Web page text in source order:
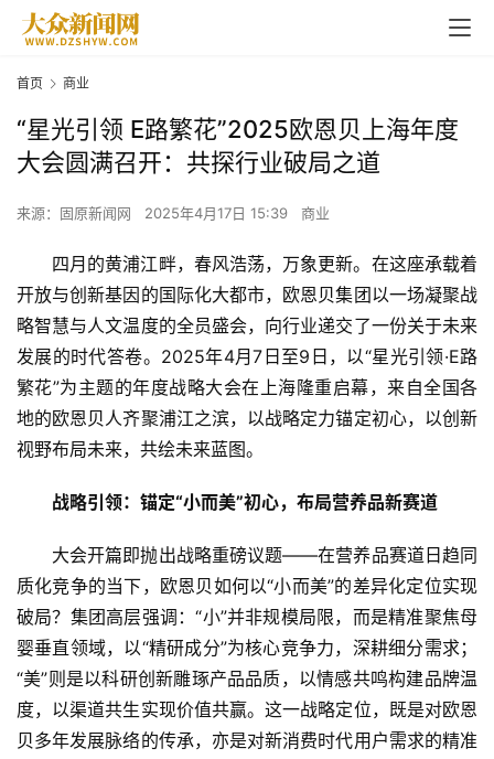
首页 商业
“星光引领 E路繁花”2025欧恩贝上海年度
大会圆满召开：共探行业破局之道
来源：固原新闻网 2025年4月17日 15:39 商业
四月的黄浦江畔，春风浩荡，万象更新。在这座承载着
开放与创新基因的国际化大都市，欧恩贝集团以一场凝聚战
略智慧与人文温度的全员盛会，向行业递交了一份关于未来
发展的时代答卷。2025年4月7日至9日，以“星光引领·E路
繁花”为主题的年度战略大会在上海隆重启幕，来自全国各
地的欧恩贝人齐聚浦江之滨，以战略定力锚定初心，以创新
视野布局未来，共绘未来蓝图。
战略引领：锚定“小而美”初心，布局营养品新赛道
大会开篇即抛出战略重磅议题——在营养品赛道日趋同
质化竞争的当下，欧恩贝如何以“小而美”的差异化定位实现
破局？集团高层强调：“小”并非规模局限，而是精准聚焦母
婴垂直领域，以“精研成分”为核心竞争力，深耕细分需求；
“美”则是以科研创新雕琢产品品质，以情感共鸣构建品牌温
度，以渠道共生实现价值共赢。这一战略定位，既是对欧恩
贝多年发展脉络的传承，亦是对新消费时代用户需求的精准